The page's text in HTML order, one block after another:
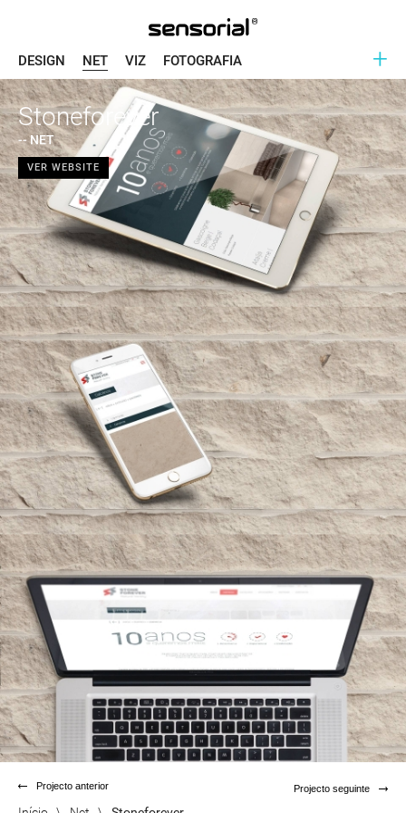
DESIGN NET VIZ FOTOGRAFIA +
Stoneforever
-- NET
VER WEBSITE
Projecto anterior Projecto seguinte